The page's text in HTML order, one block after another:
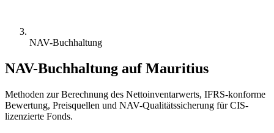
NAV-Buchhaltung
NAV-Buchhaltung auf Mauritius
Methoden zur Berechnung des Nettoinventarwerts, IFRS-konforme
Bewertung, Preisquellen und NAV-Qualitätssicherung für CIS-
lizenzierte Fonds.